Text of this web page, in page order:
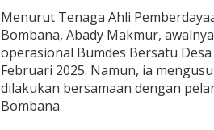
n
g
a
n
P
l
a
Menurut Tenaga Ahli
Bombana, Abady Makmur,
operasional Bumdes Bersatu
Februari 2025. Namun, ia
dilakukan bersamaan dengan
Bombana.